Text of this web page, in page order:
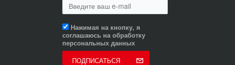
Нажимая на кнопку, я
соглашаюсь на обработку
персональных данных
ПОДПИСАТЬСЯ